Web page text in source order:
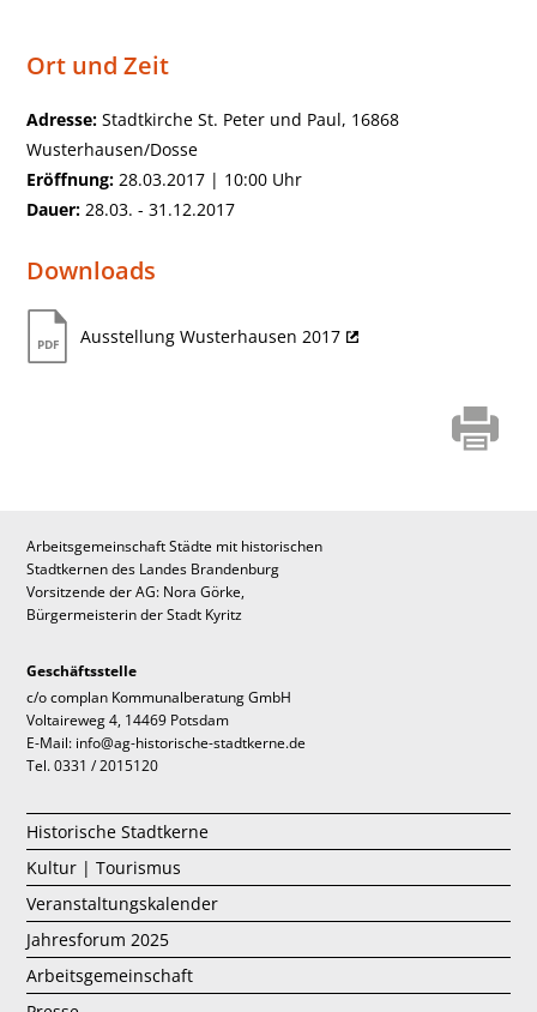
Ort und Zeit
Adresse: Stadtkirche St. Peter und Paul, 16868
Wusterhausen/Dosse
Eröffnung: 28.03.2017 | 10:00 Uhr
Dauer: 28.03. - 31.12.2017
Downloads
Ausstellung Wusterhausen 2017
Arbeitsgemeinschaft Städte mit historischen
Stadtkernen des Landes Brandenburg
Vorsitzende der AG: Nora Görke,
Bürgermeisterin der Stadt Kyritz
Geschäftsstelle
c/o complan Kommunalberatung GmbH
Voltaireweg 4, 14469 Potsdam
E-Mail: info@ag-historische-stadtkerne.de
Tel. 0331 / 2015120
Historische Stadtkerne
Kultur | Tourismus
Veranstaltungskalender
Jahresforum 2025
Arbeitsgemeinschaft